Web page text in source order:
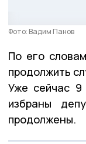
Фото: Вадим Панов
По его
продолжить
Уже сейчас 9
избраны
продолжены.